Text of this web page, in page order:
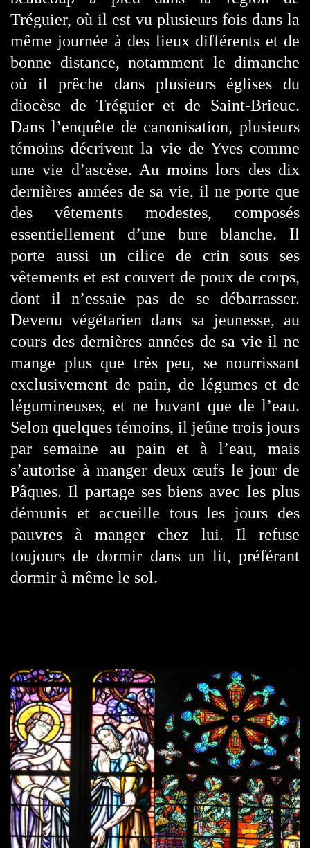
Tréguier, où il est vu plusieurs fois dans la
même journée à des lieux différents et de
bonne distance, notamment le dimanche
où il prêche dans plusieurs églises du
diocèse de Tréguier et de Saint-Brieuc.
Dans l’enquête de canonisation, plusieurs
témoins décrivent la vie de Yves comme
une vie d’ascèse. Au moins lors des dix
dernières années de sa vie, il ne porte que
des vêtements modestes, composés
essentiellement d’une bure blanche. Il
porte aussi un cilice de crin sous ses
vêtements et est couvert de poux de corps,
dont il n’essaie pas de se débarrasser.
Devenu végétarien dans sa jeunesse, au
cours des dernières années de sa vie il ne
mange plus que très peu, se nourrissant
exclusivement de pain, de légumes et de
légumineuses, et ne buvant que de l’eau.
Selon quelques témoins, il jeûne trois jours
par semaine au pain et à l’eau, mais
s’autorise à manger deux œufs le jour de
Pâques. Il partage ses biens avec les plus
démunis et accueille tous les jours des
pauvres à manger chez lui. Il refuse
toujours de dormir dans un lit, préférant
dormir à même le sol.